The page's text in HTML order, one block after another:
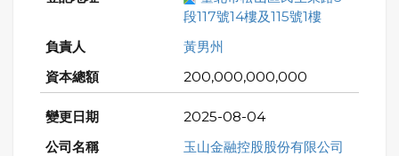
段117號14樓及115號1樓
黃男州
200,000,000,000
2025-08-04
玉山金融控股股份有限公司